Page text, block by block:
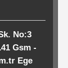
No:3
Gsm -
Ege